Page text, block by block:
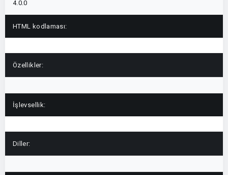
4.0.0
HTML kodlaması:
Özellikler:
İşlevsellik:
Diller: